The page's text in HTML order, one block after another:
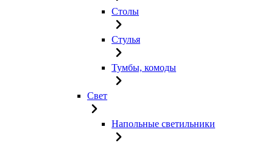
Столы
Стулья
Тумбы, комоды
Свет
Напольные светильники